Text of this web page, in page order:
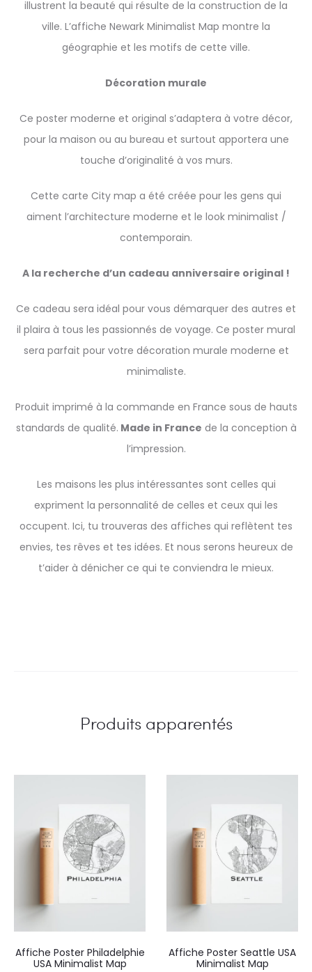
illustrent la beauté qui résulte de la construction de la
ville. L’affiche Newark Minimalist Map montre la
géographie et les motifs de cette ville.
Décoration murale
Ce poster moderne et original s’adaptera à votre décor,
pour la maison ou au bureau et surtout apportera une
touche d’originalité à vos murs.
Cette carte City map a été créée pour les gens qui
aiment l’architecture moderne et le look minimalist /
contemporain.
A la recherche d’un cadeau anniversaire original !
Ce cadeau sera idéal pour vous démarquer des autres et
il plaira à tous les passionnés de voyage. Ce poster mural
sera parfait pour votre décoration murale moderne et
minimaliste.
Produit imprimé à la commande en France sous de hauts
standards de qualité. Made in France de la conception à
l’impression.
Les maisons les plus intéressantes sont celles qui
expriment la personnalité de celles et ceux qui les
occupent. Ici, tu trouveras des affiches qui reflètent tes
envies, tes rêves et tes idées. Et nous serons heureux de
t’aider à dénicher ce qui te conviendra le mieux.
Produits apparentés
Affiche Poster Philadelphie
USA Minimalist Map
Affiche Poster Seattle USA
Minimalist Map